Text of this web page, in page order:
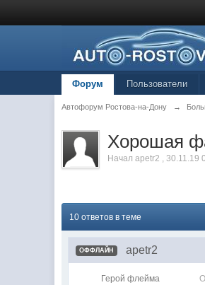
Форум Пользователи
Автофорум Ростова-на-Дону →
Хорошая
Началapetr2 ,30.11.19
10 ответов в теме
ОФФЛАЙН apetr2
Герой флейма